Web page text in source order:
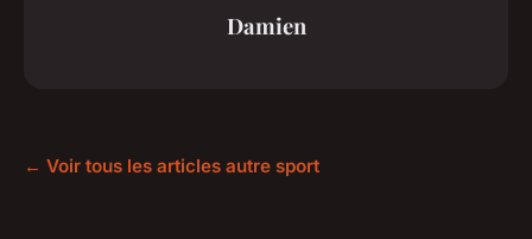
Damien
← Voir tous les articles autre sport